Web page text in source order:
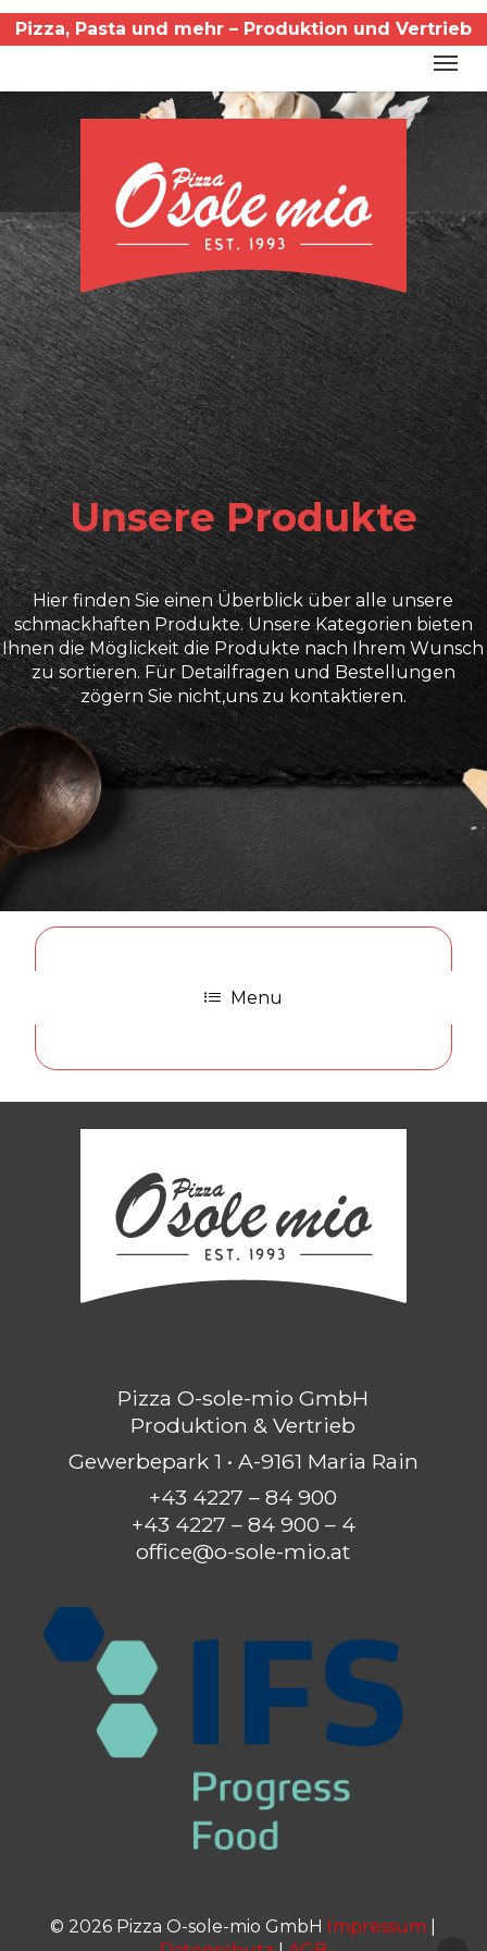
Skip
toPizza, Pasta und mehr – Produktion und Vertrieb
Unsere Produkte
Hier finden Sie einen Überblick über alle unsere
schmackhaften Produkte. Unsere Kategorien bieten
Ihnen die Möglickeit die Produkte nach Ihrem Wunsch
zu sortieren. Für Detailfragen und Bestellungen
zögern Sie nicht,uns zu kontaktieren.
Menu
Pizza O-sole-mio GmbH
Produktion & Vertrieb
Gewerbepark 1 • A-9161 Maria Rain
+43 4227 – 84 900
+43 4227 – 84 900 – 4
office@o-sole-mio.at
© 2026 Pizza O-sole-mio GmbH Impressum